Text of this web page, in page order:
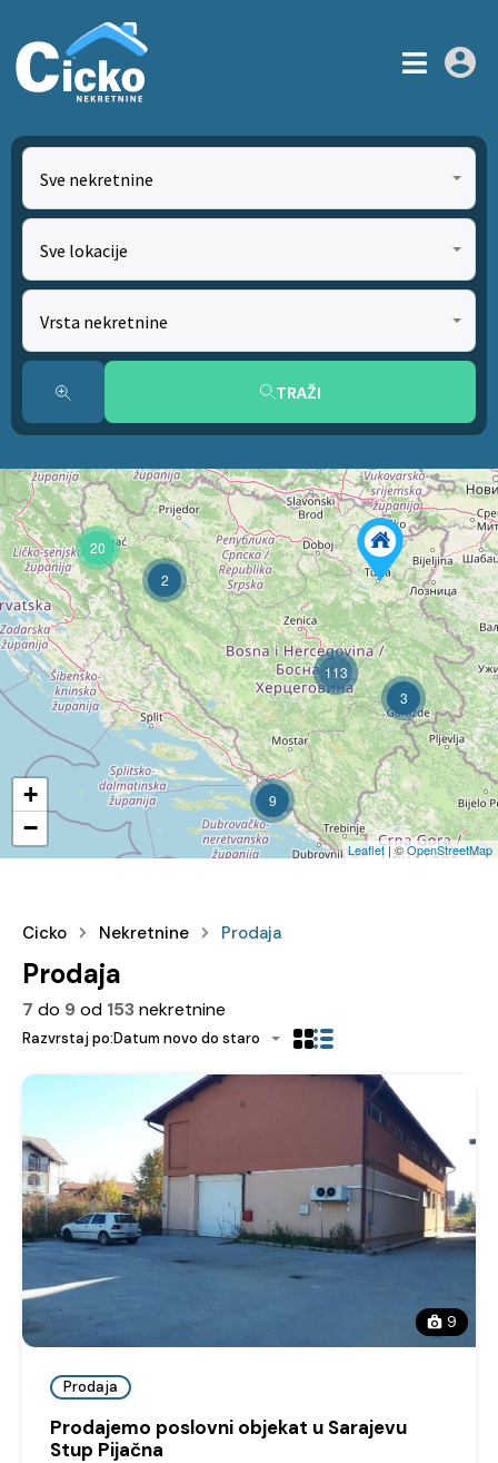
Sve nekretnine
Sve lokacije
Vrsta nekretnine
TRAŽI
2
20
3
9
113
+
−
Leaflet| ©OpenStreetMap
Cicko Nekretnine Prodaja
Prodaja
7 do 9od 153nekretnine
Razvrstaj po:Datum novo do staro
9
Prodaja
Prodajemo poslovni objekat u Sarajevu
Stup Pijačna